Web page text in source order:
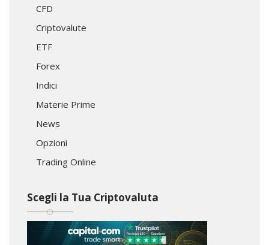
CFD
Criptovalute
ETF
Forex
Indici
Materie Prime
News
Opzioni
Trading Online
Scegli la Tua Criptovaluta